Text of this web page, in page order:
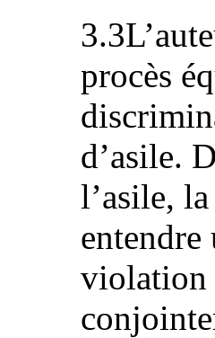
procès
d’asile.
l’asile,
violation